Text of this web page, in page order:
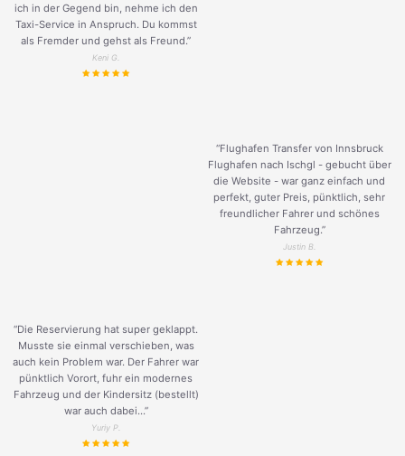
ich in der Gegend bin, nehme ich den
Taxi-Service in Anspruch. Du kommst
als Fremder und gehst als Freund.”
Keni G.
“Flughafen Transfer von Innsbruck
Flughafen nach Ischgl - gebucht über
die Website - war ganz einfach und
perfekt, guter Preis, pünktlich, sehr
freundlicher Fahrer und schönes
Fahrzeug.”
Justin B.
“Die Reservierung hat super geklappt.
Musste sie einmal verschieben, was
auch kein Problem war. Der Fahrer war
pünktlich Vorort, fuhr ein modernes
Fahrzeug und der Kindersitz (bestellt)
war auch dabei...”
Yuriy P.